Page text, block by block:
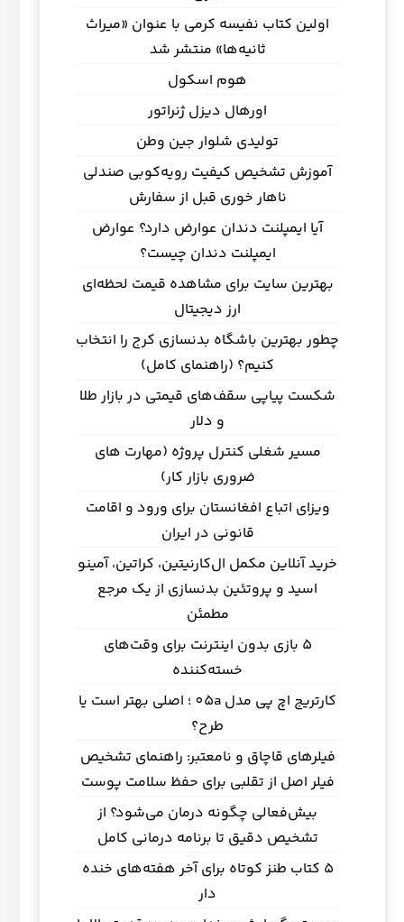
اولین کتاب نفیسه کرمی با عنوان «میراث
ثانیه‌ها» منتشر شد
هوم اسکول
اورهال دیزل ژنراتور
تولیدی شلوار جین وطن
آموزش تشخیص کیفیت رویه‌کوبی صندلی
ناهار خوری قبل از سفارش
آیا ایمپلنت دندان عوارض دارد؟ عوارض
ایمپلنت دندان چیست؟
بهترین سایت برای مشاهده قیمت لحظه‌ای
ارز دیجیتال
چطور بهترین باشگاه بدنسازی کرج را انتخاب
کنیم؟ (راهنمای کامل)
شکست پیاپی سقف‌های قیمتی در بازار طلا
و دلار
مسیر شغلی کنترل پروژه (مهارت های
ضروری بازار کار)
ویزای اتباع افغانستان برای ورود و اقامت
قانونی در ایران
خرید آنلاین مکمل ال‌کارنیتین، کراتین، آمینو
اسید و پروتئین بدنسازی از یک مرجع
مطمئن
5 بازی بدون اینترنت برای وقت‌های
خسته‌کننده
کارتریج اچ پی مدل 05a ؛ اصلی بهتر است یا
طرح؟
فیلرهای قاچاق و نامعتبر: راهنمای تشخیص
فیلر اصل از تقلبی برای حفظ سلامت پوست
بیش‌فعالی چگونه درمان می‌شود؟ از
تشخیص دقیق تا برنامه درمانی کامل
5 کتاب طنز کوتاه برای آخر هفته‌های خنده
دار